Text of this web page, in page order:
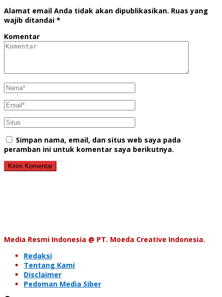
Alamat email Anda tidak akan dipublikasikan. Ruas yang
wajib ditandai *
Komentar
Simpan nama, email, dan situs web saya pada
peramban ini untuk komentar saya berikutnya.
Media Resmi Indonesia @ PT. Moeda Creative Indonesia.
Redaksi
Tentang Kami
Disclaimer
Pedoman Media Siber